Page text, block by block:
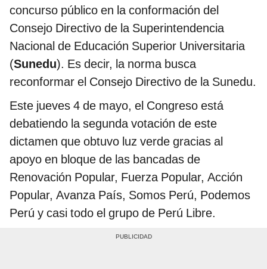
concurso público en la conformación del
Consejo Directivo de la Superintendencia
Nacional de Educación Superior Universitaria
(Sunedu). Es decir, la norma busca
reconformar el Consejo Directivo de la Sunedu.
Este jueves 4 de mayo, el Congreso está
debatiendo la segunda votación de este
dictamen que obtuvo luz verde gracias al
apoyo en bloque de las bancadas de
Renovación Popular, Fuerza Popular, Acción
Popular, Avanza País, Somos Perú, Podemos
Perú y casi todo el grupo de Perú Libre.